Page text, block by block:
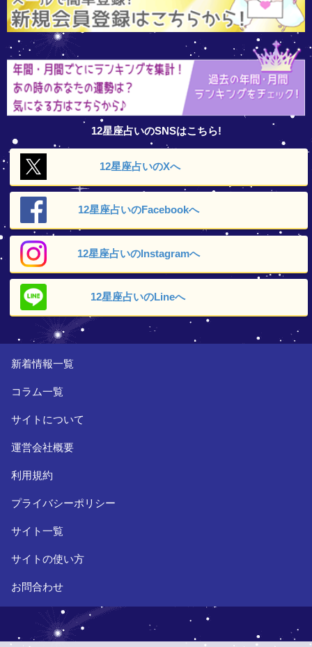
12星座占いのSNSはこちら!
12星座占いのXへ
12星座占いのFacebookへ
12星座占いのInstagramへ
12星座占いのLineへ
新着情報一覧
コラム一覧
サイトについて
運営会社概要
利用規約
プライバシーポリシー
サイト一覧
サイトの使い方
お問合わせ